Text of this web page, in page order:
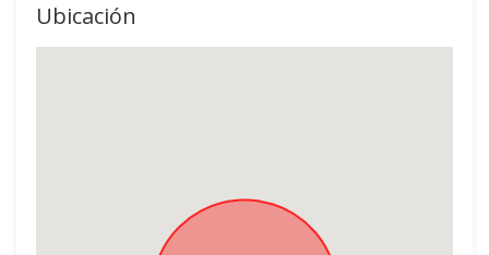
Ubicación